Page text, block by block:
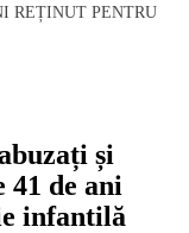
REȚINUT PENTRU
și
41 de ani
infantilă